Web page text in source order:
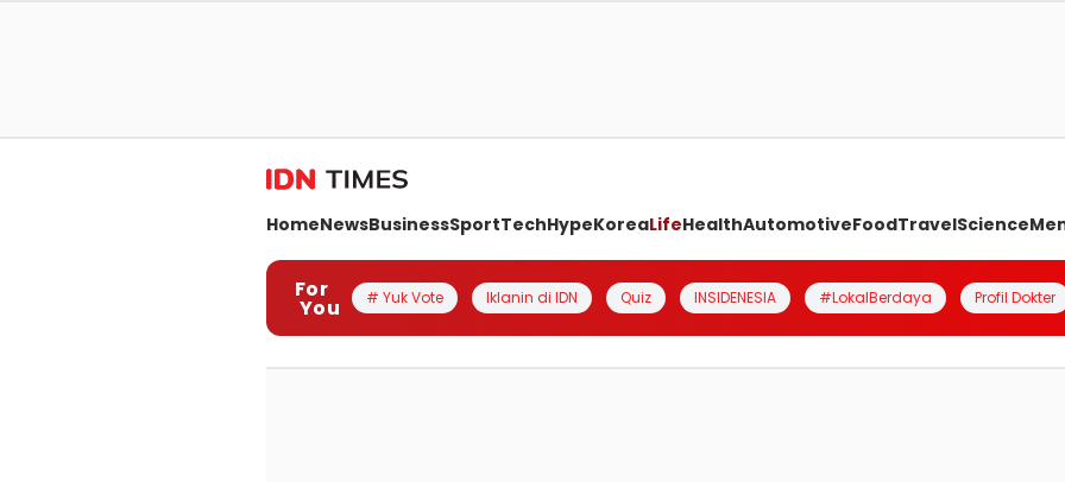
HomeNewsBusinessSportTechHypeKoreaLifeHealthAutomotiveFoodTravelScience
For
You # Yuk Vote Iklanin di IDN Quiz INSIDENESIA #LokalBerdaya Profil Dokter